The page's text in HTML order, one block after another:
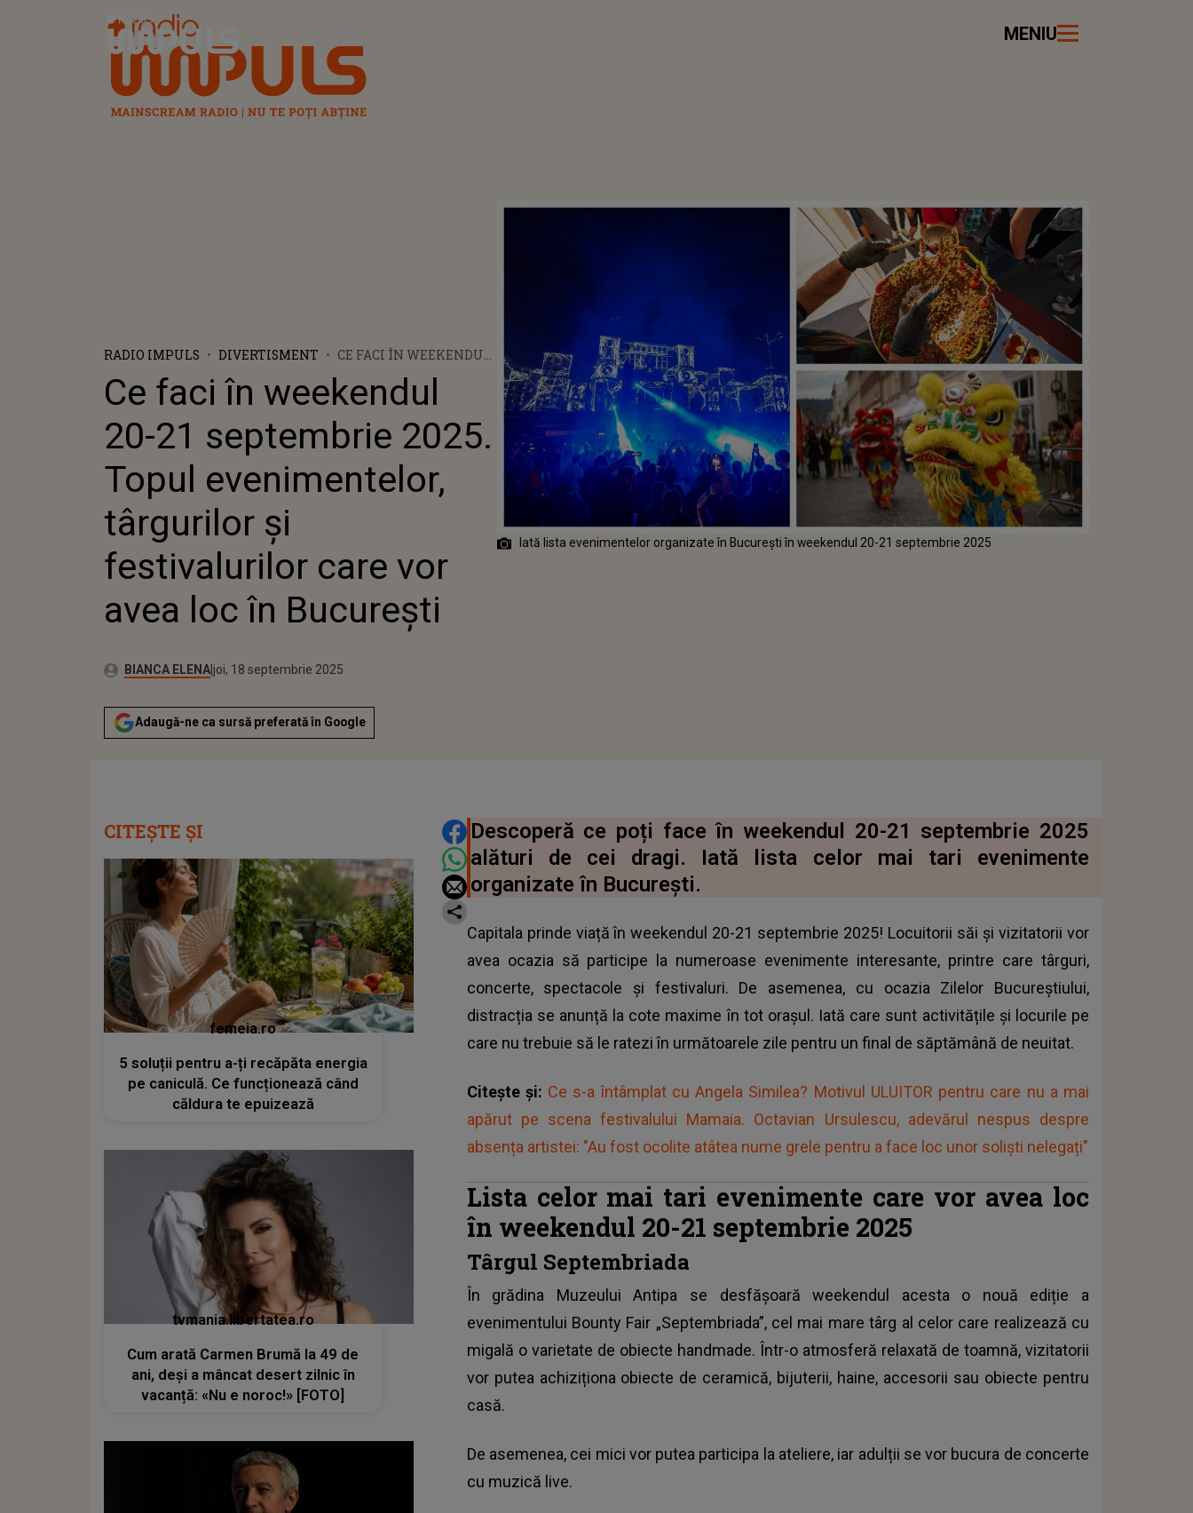
Radio Impuls MENIU
RADIO IMPULS DIVERTISMENT
CE FACI ÎN WEEKENDUL
TOPUL
EVENIMENTELOR,
TÂRGURILOR ȘI
FESTIVALURILOR CARE
VOR AVEA LOC ÎN
BUCUREȘTI
Ce faci în weekendul
20-21 septembrie 2025.
Topul evenimentelor,
târgurilor și
festivalurilor care vor
avea loc în București
Autor:BIANCA ELENAPublicat:
joi, 18 septembrie 2025
Actualizat:
joi, 18 septembrie 2025
Adaugă-ne ca sursă preferată în Google
Iată lista evenimentelor organizate în București în weekendul 20-21 septembrie 2025
DISTRIBUIE ARTICOLUL
Descoperă ce poți face în weekendul 20-21 septembrie 2025
alături de cei dragi. Iată lista celor mai tari evenimente
organizate în București.
Capitala prinde viață în weekendul 20-21 septembrie 2025! Locuitorii săi și vizitatorii vor
avea ocazia să participe la numeroase evenimente interesante, printre care târguri,
concerte, spectacole și festivaluri. De asemenea, cu ocazia Zilelor Bucureștiului,
distracția se anunță la cote maxime în tot orașul. Iată care sunt activitățile și locurile pe
care nu trebuie să le ratezi în următoarele zile pentru un final de săptămână de neuitat.
Citește și: Ce s-a întâmplat cu Angela Similea? Motivul ULUITOR pentru care nu a mai
apărut pe scena festivalului Mamaia. Octavian Ursulescu, adevărul nespus despre
absența artistei: "Au fost ocolite atâtea nume grele pentru a face loc unor soliști nelegați"
Lista celor mai tari evenimente care vor avea loc
în weekendul 20-21 septembrie 2025
Târgul Septembriada
În grădina Muzeului Antipa se desfășoară weekendul acesta o nouă ediție a
evenimentului Bounty Fair „Septembriada”, cel mai mare târg al celor care realizează cu
migală o varietate de obiecte handmade. Într-o atmosferă relaxată de toamnă, vizitatorii
vor putea achiziționa obiecte de ceramică, bijuterii, haine, accesorii sau obiecte pentru
casă.
De asemenea, cei mici vor putea participa la ateliere, iar adulții se vor bucura de concerte
cu muzică live.
CITEȘTE ȘI
femeia.ro
5 soluții pentru a-ți recăpăta energia
pe caniculă. Ce funcționează când
căldura te epuizează
tvmania.libertatea.ro
Cum arată Carmen Brumă la 49 de
ani, deși a mâncat desert zilnic în
vacanță: «Nu e noroc!» [FOTO]